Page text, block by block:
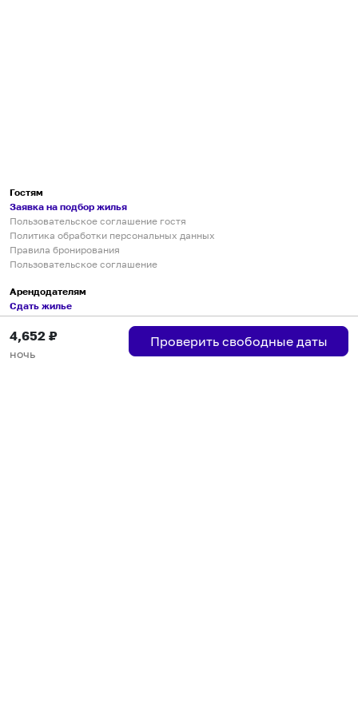
4,652 ₽
ночь
Проверить свободные даты
Гостям
Заявка на подбор жилья
Пользовательское соглашение гостя
Политика обработки персональных данных
Правила бронирования
Пользовательское соглашение
Арендодателям
Сдать жилье
Пользовательское соглашение
Правила публикации объявлений